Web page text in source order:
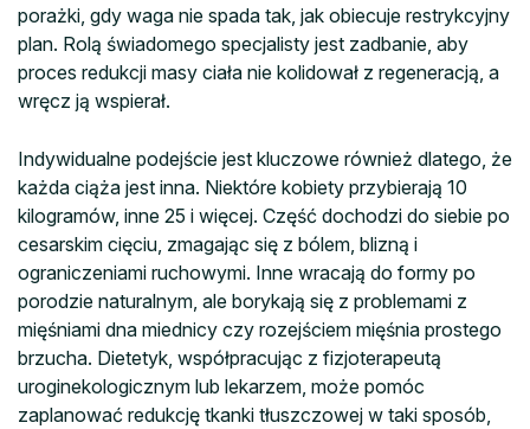
porażki, gdy waga nie spada tak, jak obiecuje restrykcyjny
plan. Rolą świadomego specjalisty jest zadbanie, aby
proces redukcji masy ciała nie kolidował z regeneracją, a
wręcz ją wspierał.
Indywidualne podejście jest kluczowe również dlatego, że
każda ciąża jest inna. Niektóre kobiety przybierają 10
kilogramów, inne 25 i więcej. Część dochodzi do siebie po
cesarskim cięciu, zmagając się z bólem, blizną i
ograniczeniami ruchowymi. Inne wracają do formy po
porodzie naturalnym, ale borykają się z problemami z
mięśniami dna miednicy czy rozejściem mięśnia prostego
brzucha. Dietetyk, współpracując z fizjoterapeutą
uroginekologicznym lub lekarzem, może pomóc
zaplanować redukcję tkanki tłuszczowej w taki sposób,